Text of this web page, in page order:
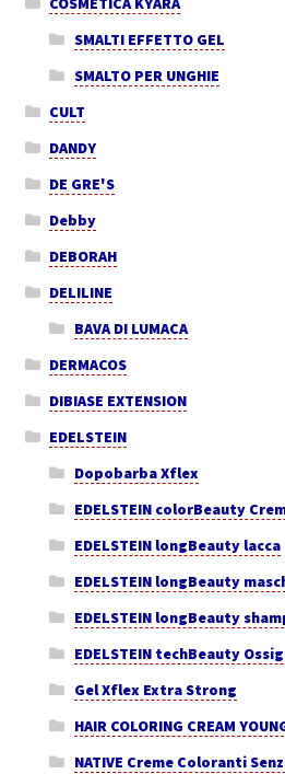
SMALTI EFFETTO GEL
SMALTO PER UNGHIE
CULT
DANDY
DE GRE'S
Debby
DEBORAH
DELILINE
BAVA DI LUMACA
DERMACOS
DIBIASE EXTENSION
EDELSTEIN
Dopobarba Xflex
EDELSTEIN colorBeauty
EDELSTEIN longBeauty lacca
EDELSTEIN longBeauty
EDELSTEIN longBeauty
EDELSTEIN techBeauty
Gel Xflex Extra Strong
HAIR COLORING CREAM
NATIVE Creme Coloranti